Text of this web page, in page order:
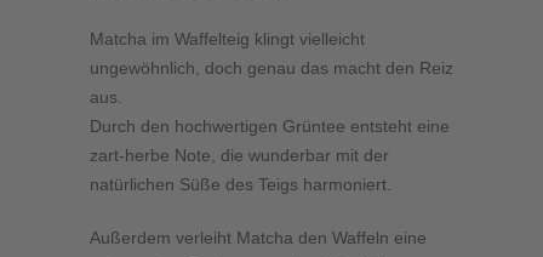
Matcha im Waffelteig klingt vielleicht
ungewöhnlich, doch genau das macht den Reiz
aus.
Durch den hochwertigen Grüntee entsteht eine
zart-herbe Note, die wunderbar mit der
natürlichen Süße des Teigs harmoniert.
Außerdem verleiht Matcha den Waffeln eine